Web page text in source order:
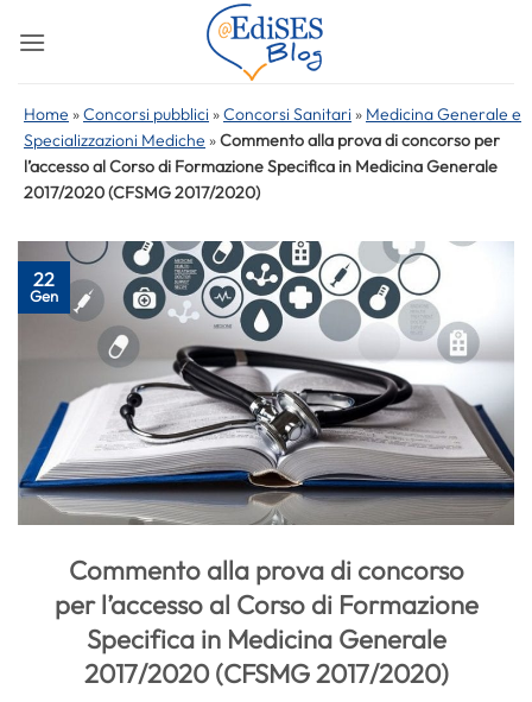
Home »Concorsi pubblici »Concorsi Sanitari » Medicina Generale e
Specializzazioni Mediche »Commento alla prova di concorso per
l’accesso al Corso di Formazione Specifica in Medicina Generale
2017/2020 (CFSMG 2017/2020)
22
Gen
Commento alla prova di concorso
per l’accesso al Corso di Formazione
Specifica in Medicina Generale
2017/2020 (CFSMG 2017/2020)